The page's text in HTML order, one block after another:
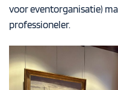
voor eventorganisatie)
professioneler.